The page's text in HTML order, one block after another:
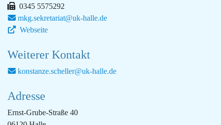
0345 5575292
mkg.sekretariat@uk-halle.de
Webseite
Weiterer Kontakt
konstanze.scheller@uk-halle.de
Adresse
Ernst-Grube-Straße 40